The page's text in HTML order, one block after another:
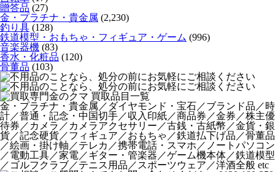
贈答品 (27)
金・プラチナ・貴金属 (2,230)
釣り具 (128)
鉄道模型・おもちゃ・フィギュア・ゲーム (996)
音楽器機 (83)
香水・化粧品 (120)
骨董品 (103)
金・プラチナ・貴金属／ダイヤモンド・宝石／ブランド品／時
計／普通・記念・中国切手／収入印紙／商品券／金券／株主優
待券／カメラ／カメラアクセサリー／古銭・古紙幣／金貨・銀
貨／記念硬貨／フィギュア／おもちゃ／鉄道払下げ品／骨董品
／絵画・掛け軸／テレカ／携帯電話・スマホ／ノートパソコン
／電動工具／家電／ギター・管楽器／ゲーム機本体／鉄道模型
／ゴルフクラブ／テニス用品／スポーツウェア／洋酒全般 etc